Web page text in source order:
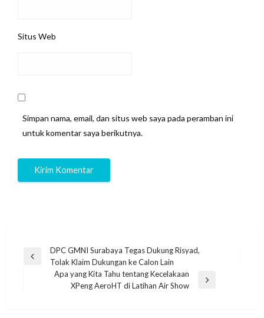
Situs Web
Simpan nama, email, dan situs web saya pada peramban ini
untuk komentar saya berikutnya.
Navigasi
Previous
DPC GMNI Surabaya Tegas Dukung Risyad,
Tolak Klaim Dukungan ke Calon Lain
Apa yang Kita Tahu tentang Kecelakaan
XPeng AeroHT di Latihan Air Show